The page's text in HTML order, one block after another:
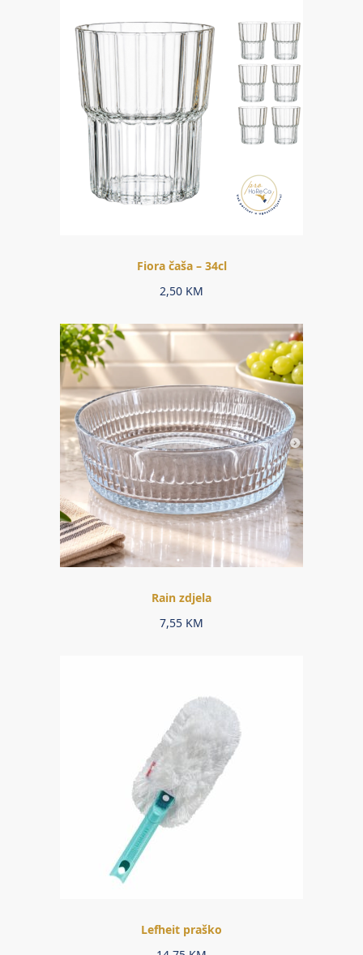
Fiora čaša – 34cl
2,50 KM
Rain zdjela
7,55 KM
Lefheit praško